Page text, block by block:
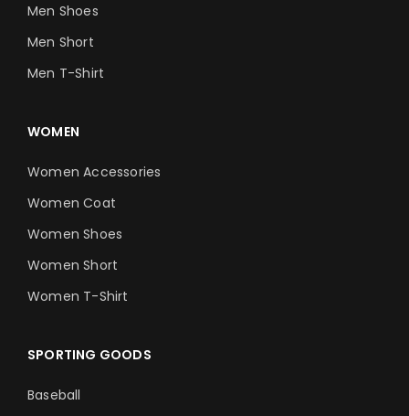
Men Shoes
Men Short
Men T-Shirt
WOMEN
Women Accessories
Women Coat
Women Shoes
Women Short
Women T-Shirt
SPORTING GOODS
Baseball